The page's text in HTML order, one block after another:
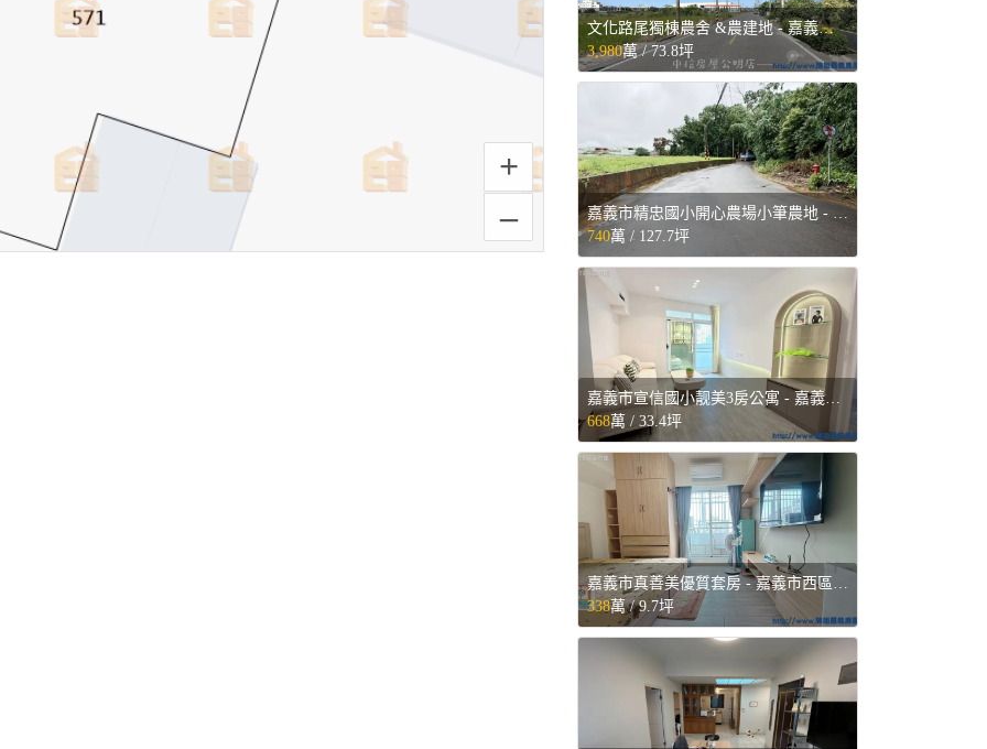
+
–
文化路尾獨棟農舍 &農建地 - 嘉義縣民雄鄉售屋
3,980萬 /73.8坪
740萬 / 127.7坪
嘉義市宣信國小靓美3房公寓 - 嘉義市東區售屋
668萬 / 33.4坪
338萬 /9.7坪